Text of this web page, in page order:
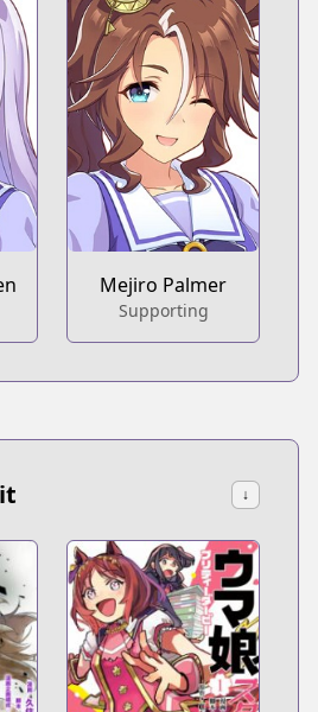
Mejiro Palmer
Supporting
↓